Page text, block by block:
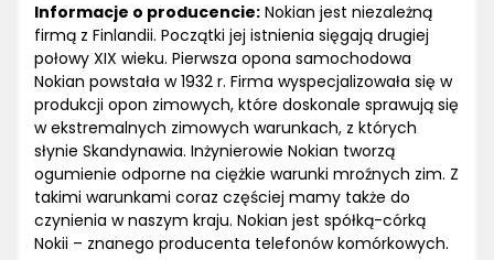
Informacje o producencie: Nokian jest niezależną
firmą z Finlandii. Początki jej istnienia sięgają drugiej
połowy XIX wieku. Pierwsza opona samochodowa
Nokian powstała w 1932 r. Firma wyspecjalizowała się w
produkcji opon zimowych, które doskonale sprawują się
w ekstremalnych zimowych warunkach, z których
słynie Skandynawia. Inżynierowie Nokian tworzą
ogumienie odporne na ciężkie warunki mroźnych zim. Z
takimi warunkami coraz częściej mamy także do
czynienia w naszym kraju. Nokian jest spółką-córką
Nokii – znanego producenta telefonów komórkowych.